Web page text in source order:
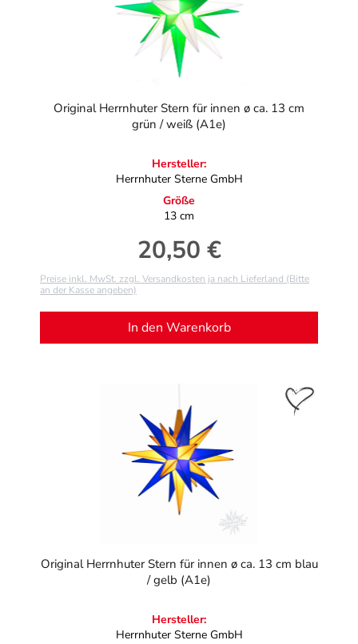
Original Herrnhuter Stern für innen ø ca. 13 cm
grün / weiß (A1e)
Hersteller:
Herrnhuter Sterne GmbH
Größe
13 cm
Regulärer Preis:
20,50 €
Preise inkl. MwSt. zzgl. Versandkosten ja nach Lieferland (Bitte
an der Kasse angeben)
In den Warenkorb
Original Herrnhuter Stern für innen ø ca. 13 cm blau
/ gelb (A1e)
Hersteller:
Herrnhuter Sterne GmbH